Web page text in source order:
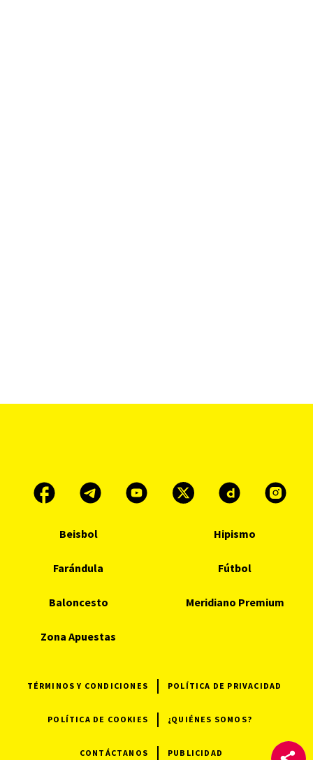
Beisbol Hipismo
Farándula Fútbol
Baloncesto Meridiano Premium
Zona Apuestas
TÉRMINOS Y CONDICIONES POLÍTICA DE PRIVACIDAD
POLÍTICA DE COOKIES ¿QUIÉNES SOMOS?
CONTÁCTANOS PUBLICIDAD